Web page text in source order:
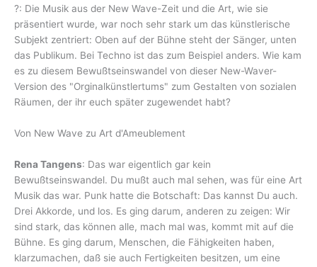
?: Die Musik aus der New Wave-Zeit und die Art, wie sie
präsentiert wurde, war noch sehr stark um das künstlerische
Subjekt zentriert: Oben auf der Bühne steht der Sänger, unten
das Publikum. Bei Techno ist das zum Beispiel anders. Wie kam
es zu diesem Bewußtseinswandel von dieser New-Waver-
Version des "Orginalkünstlertums" zum Gestalten von sozialen
Räumen, der ihr euch später zugewendet habt?
Von New Wave zu Art d'Ameublement
Rena Tangens: Das war eigentlich gar kein
Bewußtseinswandel. Du mußt auch mal sehen, was für eine Art
Musik das war. Punk hatte die Botschaft: Das kannst Du auch.
Drei Akkorde, und los. Es ging darum, anderen zu zeigen: Wir
sind stark, das können alle, mach mal was, kommt mit auf die
Bühne. Es ging darum, Menschen, die Fähigkeiten haben,
klarzumachen, daß sie auch Fertigkeiten besitzen, um eine